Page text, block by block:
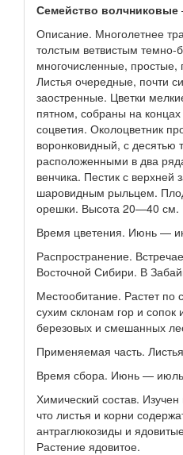
Семейство волчниковые
Описание. Многолетнее
толстым ветвистым
многочисленные, простые,
Листья очередные, почти
заостренные. Цветки
пятном, собраны на концах
соцветия. Околоцветник
воронковидный, с десятью
расположенными в два
венчика. Пестик с верхней
шаровидным рыльцем.
орешки. Высота 20—40 см.
Время цветения. Июнь —
Распространение.
Восточной Сибири. В
Местообитание. Растет по
сухим склонам гор и
березовых и смешанных
Применяемая часть.
Время сбора. Июнь —
Химический состав.
что листья и корни
антраглюкозиды и
Растение ядовитое.